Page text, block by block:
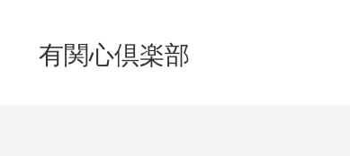
有関心倶楽部